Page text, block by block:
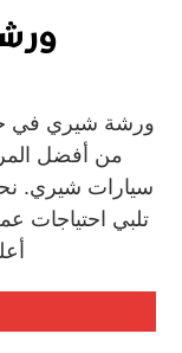
ورشة شيري في
من أفضل
سيارات شيري.
تلبي احتياجات